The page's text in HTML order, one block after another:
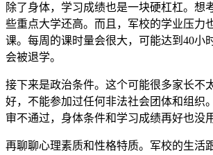
除了身体，学习成绩也是一块硬杠杠。
些重点大学还高。而且，军校的学业压力
课。每周的课时量会很大，可能达到40
会被退学。
接下来是政治条件。这个可能很多家长不
好，不能参加过任何非法社会团体和组织
审不通过，身体条件和学习成绩再好也没
再聊聊心理素质和性格特质。军校的生活